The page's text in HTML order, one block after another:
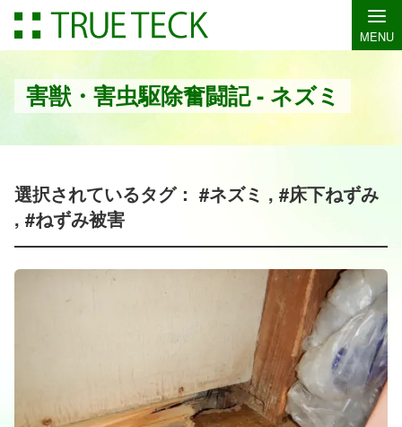
MENU
害獣・害虫駆除奮闘記 - ネズミ
選択されているタグ： #ネズミ , #床下ねずみ
, #ねずみ被害